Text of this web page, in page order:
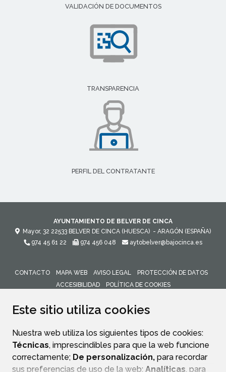
Este sitio utiliza cookies
Nuestra web utiliza los siguientes tipos de cookies:
Técnicas, imprescindibles para que la web funcione
correctamente; De personalización, para recordar
sus preferencias de uso de la web; Analíticas, para
VALIDACIÓN DE DOCUMENTOS
TRANSPARENCIA
PERFIL DEL CONTRATANTE
AYUNTAMIENTO DE BELVER DE CINCA
Mayor, 32 22533 BELVER DE CINCA (HUESCA) - ARAGÓN (ESPAÑA)
974 45 61 22
974 456 048 aytobelver@bajocinca.es
CONTACTO MAPA WEB AVISO LEGAL
PROTECCIÓN DE DATOS
ACCESIBILIDAD
POLÍTICA DE COOKIES